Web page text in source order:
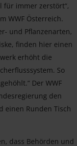
für immer zerstört“,
WWF Österreich.
und Pflanzenarten,
finden hier einen
erhöht die
So
Der WWF
den
einen Runden Tisch
dass Behörden und